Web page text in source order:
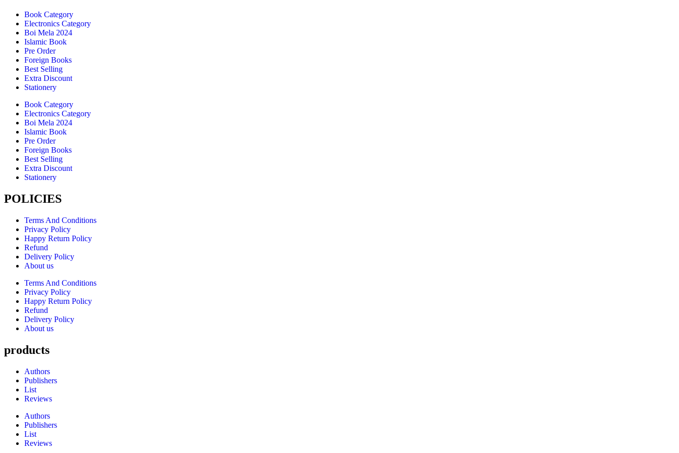
Book Category
Electronics Category
Boi Mela 2024
Islamic Book
Pre Order
Foreign Books
Best Selling
Extra Discount
Stationery
Book Category
Electronics Category
Boi Mela 2024
Islamic Book
Pre Order
Foreign Books
Best Selling
Extra Discount
Stationery
POLICIES
Terms And Conditions
Privacy Policy
Happy Return Policy
Refund
Delivery Policy
About us
Terms And Conditions
Privacy Policy
Happy Return Policy
Refund
Delivery Policy
About us
products
Authors
Publishers
List
Reviews
Authors
Publishers
List
Reviews